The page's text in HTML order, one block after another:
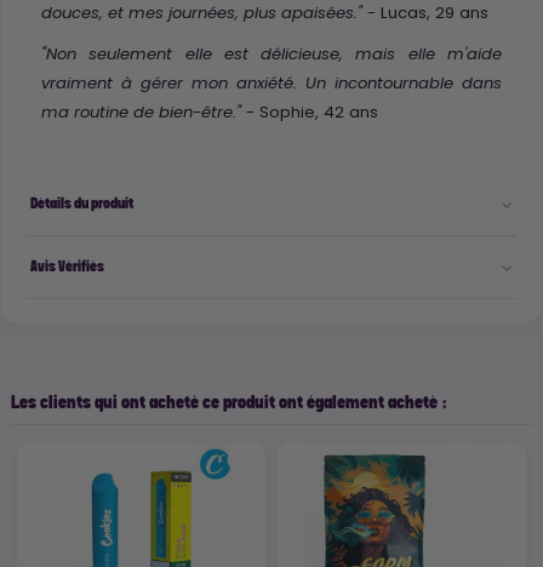
douces, et mes journées, plus apaisées." - Lucas, 29 ans
"Non seulement elle est délicieuse, mais elle m'aide
vraiment à gérer mon anxiété. Un incontournable dans
ma routine de bien-être." - Sophie, 42 ans
Détails du produit
Avis Vérifiés
Les clients qui ont acheté ce produit ont également acheté :